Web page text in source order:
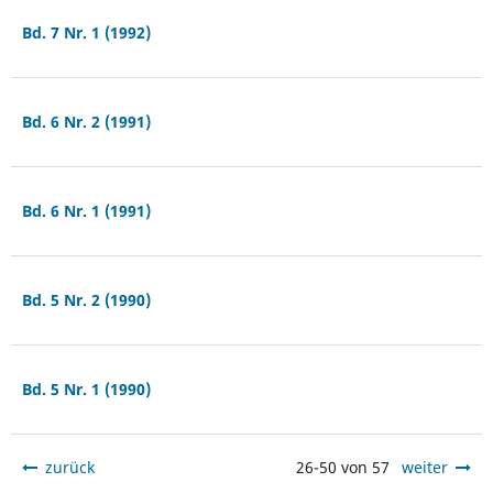
Bd. 7 Nr. 1 (1992)
Bd. 6 Nr. 2 (1991)
Bd. 6 Nr. 1 (1991)
Bd. 5 Nr. 2 (1990)
Bd. 5 Nr. 1 (1990)
zurück 26-50 von 57 weiter